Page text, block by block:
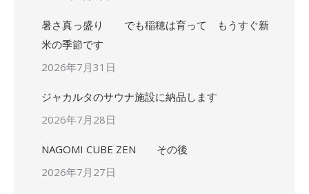
暑さ真っ盛り でも稲穂は育って もうすぐ新
米の季節です
2026年7月31日
ジャカルタのサウナ施設に納品します
2026年7月28日
NAGOMI CUBE ZEN その後
2026年7月27日